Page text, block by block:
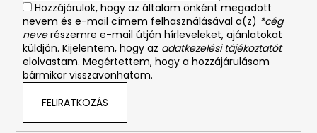
Hozzájárulok, hogy az általam önként megadott
nevem és e-mail címem felhasználásával a(z) *cég
neverészemre e-mail útján hírleveleket, ajánlatokat
küldjön. Kijelentem, hogy az adatkezelési tájékoztatót
elolvastam. Megértettem, hogy a hozzájárulásom
bármikor visszavonhatom.
FELIRATKOZÁS